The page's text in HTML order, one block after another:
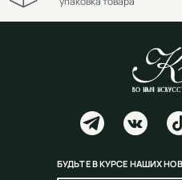
БУДЬТЕ В КУРСЕ НАШИХ